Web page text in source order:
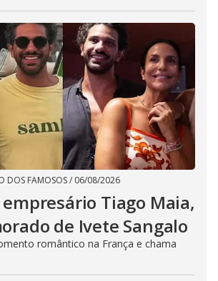
DOS FAMOSOS/ 06/08/2026
Tiago Maia,
de Ivete Sangalo
romântico na França e chama